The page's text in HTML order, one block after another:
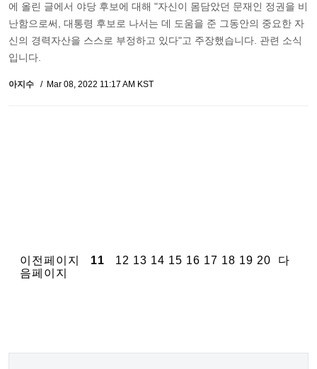
에 올린 글에서 야당 후보에 대해 "자신이 몸담았던 문재인 정권을 비
난함으로써, 대통령 후보로 나서는 데 도움을 준 그동안의 중요한 자
신의 경력자산을 스스로 부정하고 있다"고 주장했습니다. 관련 소식
입니다.
아지수 Mar 08, 2022 11:17 AM KST
이전페이지 11 12 13 14 15 16 17 18 19 20
다
음페이지